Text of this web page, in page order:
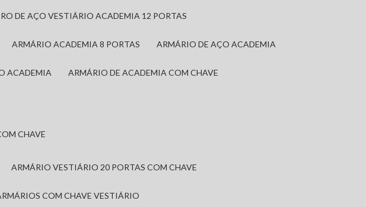
DE AÇO VESTIÁRIO ACADEMIA 12 PORTAS
ARMÁRIO ACADEMIA 8 PORTAS ARMÁRIO DE AÇO ACADEMIA
ACADEMIA ARMÁRIO DE ACADEMIA COM CHAVE
CHAVE
ARMÁRIO VESTIÁRIO 20 PORTAS COM CHAVE
ARMÁRIOS COM CHAVE VESTIÁRIO